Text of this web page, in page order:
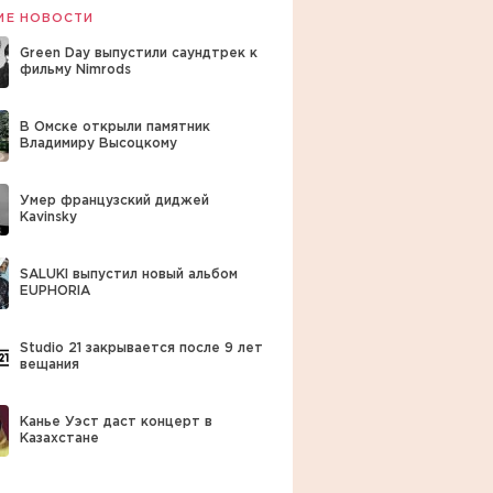
НОВОСТИ
Green Day выпустили саундтрек к
фильму Nimrods
В Омске открыли памятник
Владимиру Высоцкому
Умер французский диджей
Kavinsky
SALUKI выпустил новый альбом
EUPHORIA
Studio 21 закрывается после 9 лет
вещания
Канье Уэст даст концерт в
Казахстане